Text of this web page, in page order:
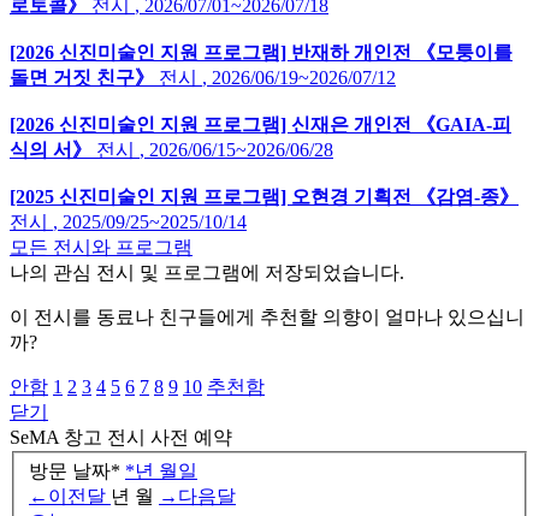
로토콜》
전시 , 2026/07/01~2026/07/18
[2026 신진미술인 지원 프로그램] 반재하 개인전 《모퉁이를
돌면 거짓 친구》
전시 , 2026/06/19~2026/07/12
[2026 신진미술인 지원 프로그램] 신재은 개인전 《GAIA-피
식의 서》
전시 , 2026/06/15~2026/06/28
[2025 신진미술인 지원 프로그램] 오현경 기획전 《감염-종》
전시
, 2025/09/25~2025/10/14
모든 전시와 프로그램
나의 관심 전시 및 프로그램에 저장되었습니다.
이 전시를 동료나 친구들에게 추천할 의향이 얼마나 있으십니
까?
안함 1 2 3 4 5 6 7 8 9 10 추천함
닫기
SeMA 창고 전시 사전 예약
방문 날짜* *년 월일
← 이전달 년 월 → 다음달